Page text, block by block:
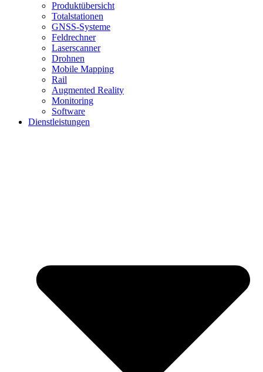
Produktübersicht
Totalstationen
GNSS-Systeme
Feldrechner
Laserscanner
Drohnen
Mobile Mapping
Rail
Augmented Reality
Monitoring
Software
Dienstleistungen